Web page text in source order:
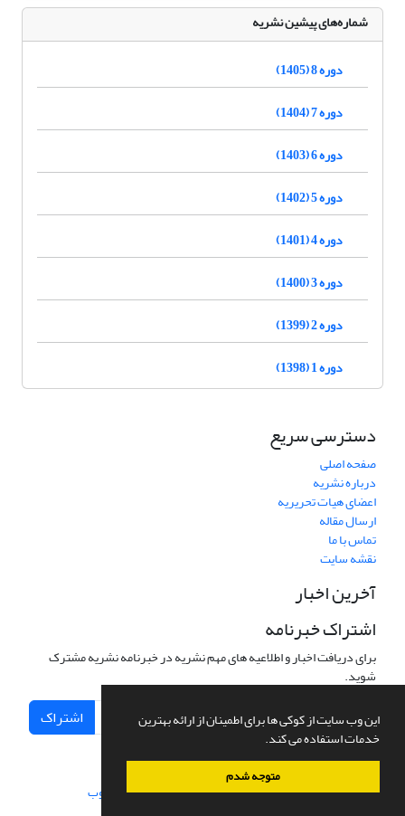
این وب سایت از کوکی ها برای اطمینان از ارائه بهترین
خدمات استفاده می کند.
متوجه شدم
شماره‌های پیشین نشریه
دوره 8 (1405)
دوره 7 (1404)
دوره 6 (1403)
دوره 5 (1402)
دوره 4 (1401)
دوره 3 (1400)
دوره 2 (1399)
دوره 1 (1398)
دسترسی سریع
صفحه اصلی
درباره نشریه
اعضای هیات تحریریه
ارسال مقاله
تماس با ما
نقشه سایت
آخرین اخبار
اشتراک خبرنامه
برای دریافت اخبار و اطلاعیه های مهم نشریه در خبرنامه نشریه مشترک
شوید.
اشتراک
سامانه مدیریت نشریات علمی.طراحی و پیاده سازی از سیناوب